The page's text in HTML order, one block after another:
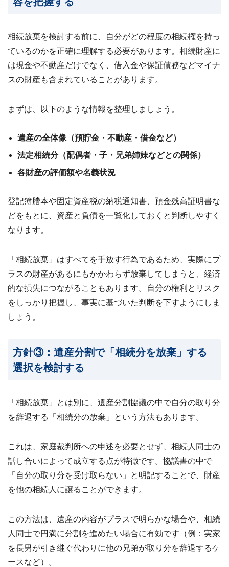
相続放棄を検討する前に、自分がどの程度の相続権を持っ
ているのかを正確に理解する必要があります。相続財産に
は現金や不動産だけでなく、借入金や保証債務などマイナ
スの財産も含まれていることがあります。
まずは、以下のような情報を整理しましょう。
遺産の全体像（預貯金・不動産・借金など）
法定相続分（配偶者・子・兄弟姉妹などとの関係）
各財産の評価額や名義状況
登記簿謄本や固定資産税の納税通知書、預金残高証明書な
どをもとに、資産と負債を一覧化しておくと判断しやすく
なります。
「相続放棄」はすべてを手放す行為であるため、実際にプ
ラスの財産があるにもかかわらず放棄してしまうと、経済
的な損失につながることもあります。自分の権利とリスク
をしっかり把握し、事実に基づいた判断を下すようにしま
しょう。
方針③：遺産分割で「相続分を放棄」する
選択を検討する
「相続放棄」とは別に、遺産分割協議の中で自分の取り分
を辞退する「相続分の放棄」という方法もあります。
これは、家庭裁判所への申述を必要とせず、相続人同士の
話し合いによって成立する点が特徴です。協議書の中で
「自分の取り分を受け取らない」と明記することで、財産
を他の相続人に譲ることができます。
この方法は、遺産の内容がプラスで明らかな場合や、相続
人同士で円満に分割を進めたい場合に有効です（例：実家
を長男が引き継ぐ代わりに他の兄弟が取り分を辞退するケ
ースなど）。